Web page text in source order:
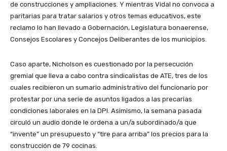
de construcciones y ampliaciones. Y mientras Vidal no convoca a
paritarias para tratar salarios y otros temas educativos, este
reclamo lo han llevado a Gobernación, Legislatura bonaerense,
Consejos Escolares y Concejos Deliberantes de los municipios.
Caso aparte, Nicholson es cuestionado por la persecución
gremial que lleva a cabo contra sindicalistas de ATE, tres de los
cuales recibieron un sumario administrativo del funcionario por
protestar por una serie de asuntos ligados a las precarias
condiciones laborales en la DPI. Asimismo, la semana pasada
circuló un audio donde le ordena a un/a subordinado/a que
“invente” un presupuesto y “tire para arriba” los precios para la
construcción de 79 cocinas.